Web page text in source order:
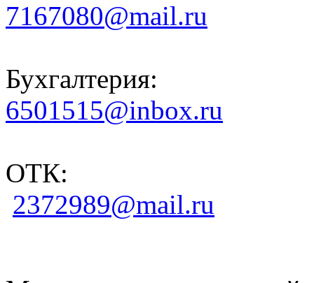
7167080@mail.ru
Бухгалтерия:
6501515@inbox.ru
ОТК:
2372989@mail.ru